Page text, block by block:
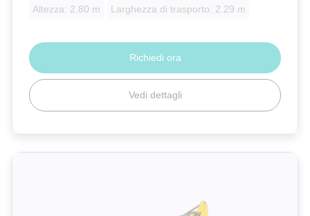
Altezza: 2.80 m Larghezza di trasporto: 2.29 m
Vedi dettagli
Richiedi ora